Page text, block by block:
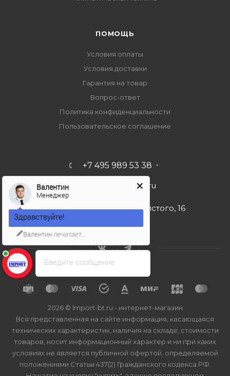
ПОМОЩЬ
Условия оплаты
Условия доставки
Гарантия на товар
Вопрос-ответ
Политика конфиденциальности
Пользовательское соглашение
+7 495 989 53 38
import-bt@bk.ru
г. Москва, ул. Льва Толстого, 16
2026 © Import-bt.ru - интернет-магазин
Вся представленная на сайте информация, касающаяся
технических характеристик, наличия на складе, стоимости
товаров, носит информационный характер и ни при каких
условиях не является публичной офертой, определяемой
положениями Статьи 437(2) Гражданского кодекса РФ.
Введите сообщение
Валентин
Менеджер
Здравствуйте!
Валентин печатает...